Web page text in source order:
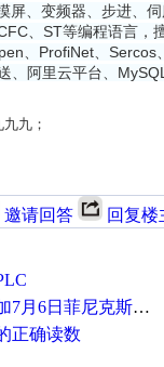
屏、变频器、步进、伺
、ST等编程语言，
、ProfiNet、
、阿里云平台、
九；
邀请回答 回复楼
菲尼克斯在线研讨会即得
正确读数